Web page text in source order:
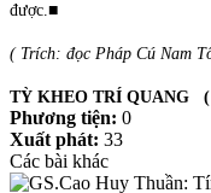
được.■
( Trích: đọc Pháp Cú Nam
TỲ KHEO TRÍ QUANG (
Phương tiện: 0
Xuất phát: 33
Các bài khác